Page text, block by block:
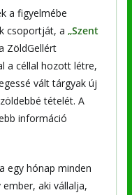
a figyelmébe
csoportját, a „Szent
ZöldGellért
a céllal hozott létre,
vált tárgyak új
tételét. A
információ
egy hónap minden
aki vállalja,